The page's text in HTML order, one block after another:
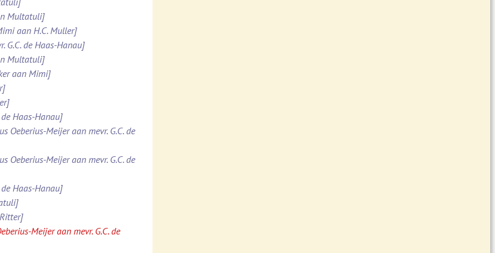
Multatuli]
aan H.C. Muller]
G.C. de Haas-Hanau]
Multatuli]
aan Mimi]
Haas-Hanau]
Oeberius-Meijer aan mevr. G.C. de
Oeberius-Meijer aan mevr. G.C. de
Haas-Hanau]
Meijer aan mevr. G.C. de